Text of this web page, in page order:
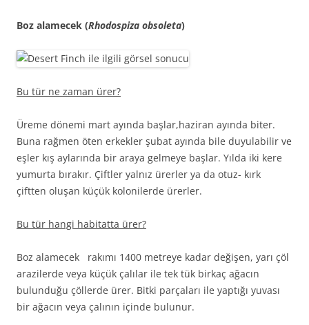
Boz alamecek (Rhodospiza obsoleta)
Bu tür ne zaman ürer?
Üreme dönemi mart ayında başlar,haziran ayında biter.
Buna rağmen öten erkekler şubat ayında bile duyulabilir ve
eşler kış aylarında bir araya gelmeye başlar. Yılda iki kere
yumurta bırakır. Çiftler yalnız ürerler ya da otuz- kırk
çiftten oluşan küçük kolonilerde ürerler.
Bu tür hangi habitatta ürer?
Boz alamecek rakımı 1400 metreye kadar değişen, yarı çöl
arazilerde veya küçük çalılar ile tek tük birkaç ağacın
bulunduğu çöllerde ürer. Bitki parçaları ile yaptığı yuvası
bir ağacın veya çalının içinde bulunur.